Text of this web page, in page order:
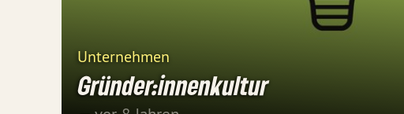
Unternehmen
Gründer:innenkultur